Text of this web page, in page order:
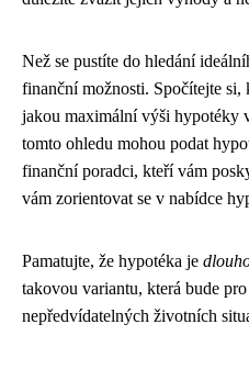
Než se pustíte do hledání
finanční možnosti. Spočítejte si,
jakou maximální výši hypotéky
tomto ohledu mohou podat
finanční poradci, kteří vám
vám zorientovat se v nabídce
Pamatujte, že hypotéka je
takovou variantu, která bude
nepředvídatelných životních